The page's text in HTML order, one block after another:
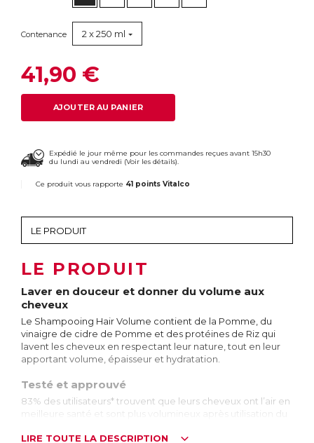
Contenance 2 x 250 ml
41,90 €
AJOUTER AU PANIER
Expédié le jour même pour les commandes reçues avant 15h30
du lundi au vendredi (Voir les détails).
Ce produit vous rapporte 41 points Vitalco
LE PRODUIT
Laver en douceur et donner du volume aux
cheveux
Le Shampooing Hair Volume contient de la Pomme, du
vinaigre de cidre de Pomme et des protéines de Riz qui
lavent les cheveux en respectant leur nature, tout en leur
apportant volume, épaisseur et hydratation.
Testé et approuvé
83% des utilisateurs* trouvent que leurs cheveux ont l’air en
meilleure santé et sont plus volumineux après utilisation du
*Test réalisé sur 56 utilisateurs
LIRE TOUTE LA DESCRIPTION